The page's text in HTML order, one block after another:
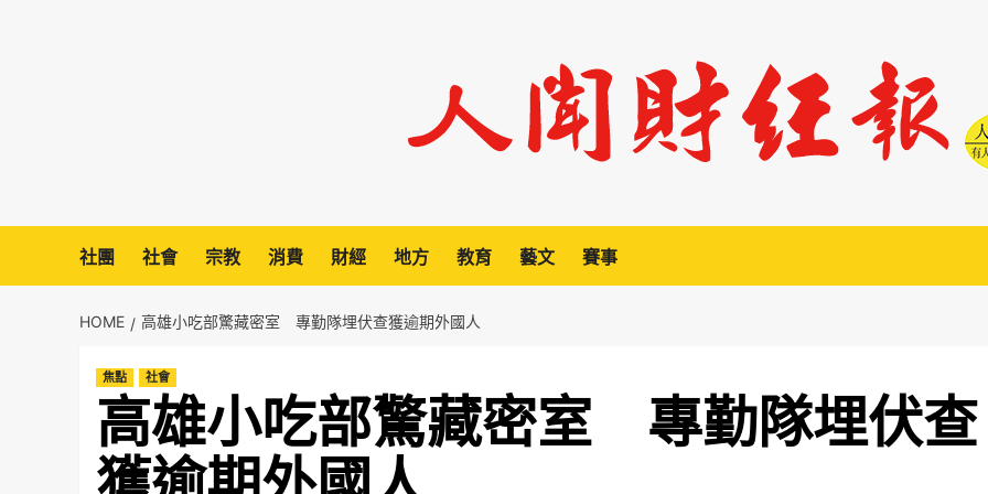
社團 社會 宗教 消費 財經 地方 教育 藝文 賽事
HOME 高雄小吃部驚藏密室 專勤隊埋伏查獲逾期外國人
焦點 社會
高雄小吃部驚藏密室 專勤隊埋伏查